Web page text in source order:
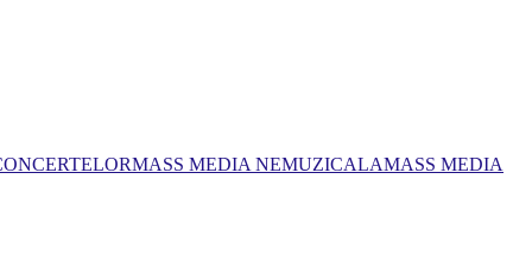
MASS MEDIA NEMUZICALAMASS MEDIA